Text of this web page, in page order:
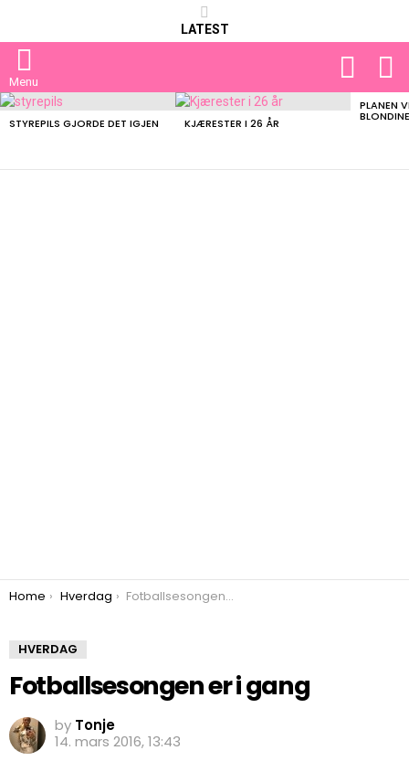
LATEST
Menu
LATEST
STYREPILS GJORDE DET IGJEN KJÆRESTER I 26 ÅR
PLANEN
You are here:
Home Hverdag Fotballsesongen er i gang
HVERDAG
Fotballsesongen er i gang
by Tonje
14. mars 2016, 13:43